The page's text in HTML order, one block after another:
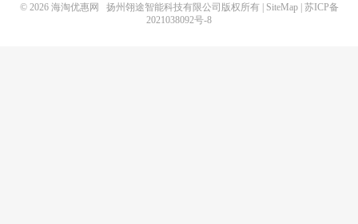
© 2026 海淘优惠网 扬州翎途智能科技有限公司版权所有 | SiteMap| 苏ICP备
2021038092号-8